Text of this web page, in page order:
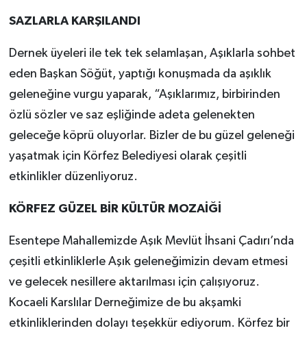
SAZLARLA KARŞILANDI
Dernek üyeleri ile tek tek selamlaşan, Aşıklarla sohbet
eden Başkan Söğüt, yaptığı konuşmada da aşıklık
geleneğine vurgu yaparak, “Aşıklarımız, birbirinden
özlü sözler ve saz eşliğinde adeta gelenekten
geleceğe köprü oluyorlar. Bizler de bu güzel geleneği
yaşatmak için Körfez Belediyesi olarak çeşitli
etkinlikler düzenliyoruz.
KÖRFEZ GÜZEL BİR KÜLTÜR MOZAİĞİ
Esentepe Mahallemizde Aşık Mevlüt İhsani Çadırı’nda
çeşitli etkinliklerle Aşık geleneğimizin devam etmesi
ve gelecek nesillere aktarılması için çalışıyoruz.
Kocaeli Karslılar Derneğimize de bu akşamki
etkinliklerinden dolayı teşekkür ediyorum. Körfez bir